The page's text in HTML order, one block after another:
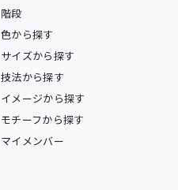
階段
色から探す
サイズから探す
技法から探す
イメージから探す
モチーフから探す
マイメンバー